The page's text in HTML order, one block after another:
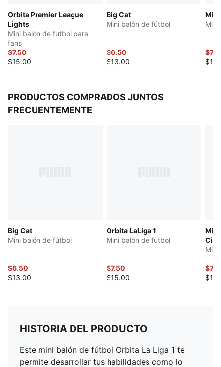
Orbita Premier League
Lights
Mini balón de futbol para
fans
$7.50
$15.00
Big Cat
Mini balón de fútbol
$6.50
$13.00
Mini
Mini
PRODUCTOS COMPRADOS JUNTOS
FRECUENTEMENTE
Big Cat
Mini balón de fútbol
$6.50
$13.00
Orbita LaLiga 1
Mini balón de futbol
$7.50
$15.00
Mini
City
Mini
HISTORIA DEL PRODUCTO
Este mini balón de fútbol Orbita La Liga 1 te
permite desarrollar tus habilidades como lo